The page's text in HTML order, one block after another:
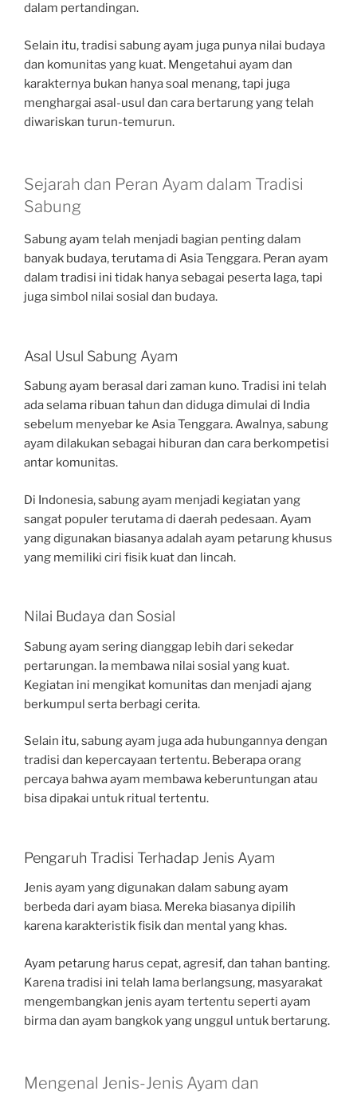
dalam pertandingan.
Selain itu, tradisi sabung ayam juga punya nilai budaya
dan komunitas yang kuat. Mengetahui ayam dan
karakternya bukan hanya soal menang, tapi juga
menghargai asal-usul dan cara bertarung yang telah
diwariskan turun-temurun.
Sejarah dan Peran Ayam dalam Tradisi
Sabung
Sabung ayam telah menjadi bagian penting dalam
banyak budaya, terutama di Asia Tenggara. Peran ayam
dalam tradisi ini tidak hanya sebagai peserta laga, tapi
juga simbol nilai sosial dan budaya.
Asal Usul Sabung Ayam
Sabung ayam berasal dari zaman kuno. Tradisi ini telah
ada selama ribuan tahun dan diduga dimulai di India
sebelum menyebar ke Asia Tenggara. Awalnya, sabung
ayam dilakukan sebagai hiburan dan cara berkompetisi
antar komunitas.
Di Indonesia, sabung ayam menjadi kegiatan yang
sangat populer terutama di daerah pedesaan. Ayam
yang digunakan biasanya adalah ayam petarung khusus
yang memiliki ciri fisik kuat dan lincah.
Nilai Budaya dan Sosial
Sabung ayam sering dianggap lebih dari sekedar
pertarungan. Ia membawa nilai sosial yang kuat.
Kegiatan ini mengikat komunitas dan menjadi ajang
berkumpul serta berbagi cerita.
Selain itu, sabung ayam juga ada hubungannya dengan
tradisi dan kepercayaan tertentu. Beberapa orang
percaya bahwa ayam membawa keberuntungan atau
bisa dipakai untuk ritual tertentu.
Pengaruh Tradisi Terhadap Jenis Ayam
Jenis ayam yang digunakan dalam sabung ayam
berbeda dari ayam biasa. Mereka biasanya dipilih
karena karakteristik fisik dan mental yang khas.
Ayam petarung harus cepat, agresif, dan tahan banting.
Karena tradisi ini telah lama berlangsung, masyarakat
mengembangkan jenis ayam tertentu seperti ayam
birma dan ayam bangkok yang unggul untuk bertarung.
Mengenal Jenis-Jenis Ayam dan